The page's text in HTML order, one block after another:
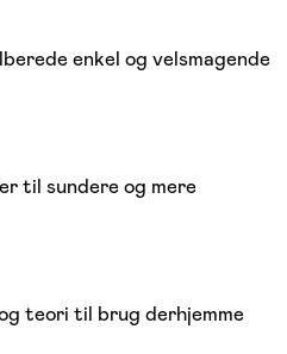
enkel og velsmagende
til sundere og mere
teori til brug derhjemme